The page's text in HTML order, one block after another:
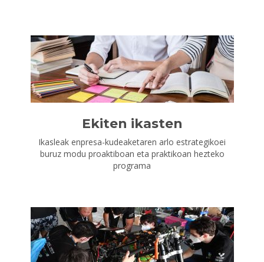
Ekiten ikasten
Ikasleak enpresa-kudeaketaren arlo estrategikoei
buruz modu proaktiboan eta praktikoan hezteko
programa